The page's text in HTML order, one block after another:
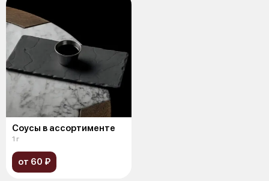
Соусы в ассортименте
1 г
от 60 ₽